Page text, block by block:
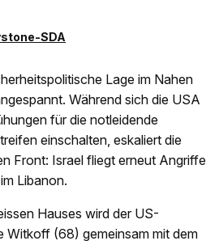
SDA
Lage im Nahen
Während sich die USA
für die notleidende
einschalten, eskaliert die
Front: Israel fliegt erneut Angriffe
Libanon.
Hauses wird der US-
Witkoff (68) gemeinsam mit dem